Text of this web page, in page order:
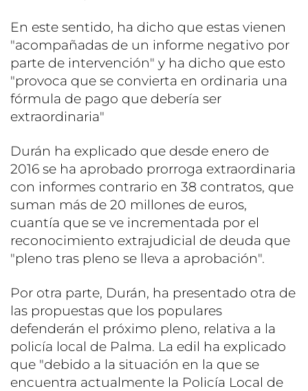
En este sentido, ha dicho que estas vienen
"acompañadas de un informe negativo por
parte de intervención" y ha dicho que esto
"provoca que se convierta en ordinaria una
fórmula de pago que debería ser
extraordinaria"
Durán ha explicado que desde enero de
2016 se ha aprobado prorroga extraordinaria
con informes contrario en 38 contratos, que
suman más de 20 millones de euros,
cuantía que se ve incrementada por el
reconocimiento extrajudicial de deuda que
"pleno tras pleno se lleva a aprobación".
Por otra parte, Durán, ha presentado otra de
las propuestas que los populares
defenderán el próximo pleno, relativa a la
policía local de Palma. La edil ha explicado
que "debido a la situación en la que se
encuentra actualmente la Policía Local de